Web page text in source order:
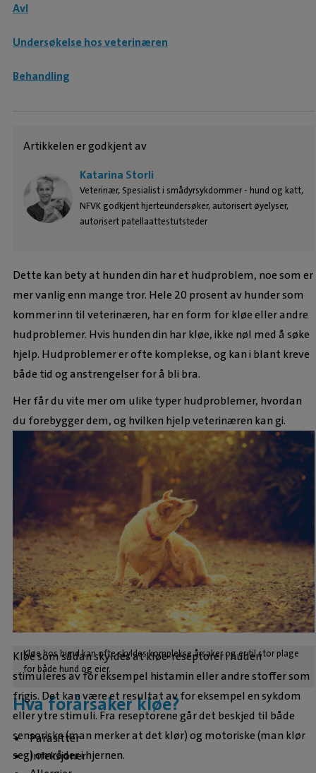
Avl
Undersøkelse hos veterinæren
Behandling
Artikkelen er godkjent av
Katarina Storli
Veterinær, Spesialist i smådyrsykdommer - hund og katt,
NFVK godkjent hjerteundersøker, autorisert øyelyser,
autorisert patellaattestutsteder
Dette kan bety at hunden din har et hudproblem, noe som er
mer vanlig enn mange tror. Hele 20 prosent av hunder som
kommer inn til veterinæren, har en form for kløe eller andre
hudproblemer. Hvis hunden din har kløe, ikke nøl med å søke
hjelp. Hudproblemer er ofte komplekse, og kan i blant kreve
både tid og anstrengelser for å bli bra.
Her får du vite mer om ulike typer hudproblemer, hvordan
du forebygger dem, og hvilken hjelp veterinæren kan gi.
Kløe hos hund kan ofte skyldes komplekse årsaker og er til stor plage
for både hund og eier.
Hva forårsaker kløe?
Kløe som sådan skyldes at kløe-reseptorer i huden
stimuleres av for eksempel histamin eller andre stoffer som
frigis. Det kan være et resultat av for eksempel en sykdom
eller ytre stimuli. Fra reseptorene går det beskjed til både
sensoriske (man merker at det klør) og motoriske (man klør
seg) områder i hjernen.
Parasitter
Infeksjoner